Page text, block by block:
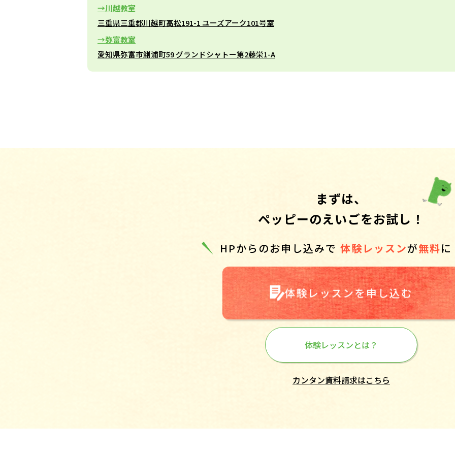
川越教室
三重県三重郡川越町高松191-1 ユーズアーク101号室
弥富教室
愛知県弥富市鯏浦町59 グランドシャトー第2藤栄1-A
まずは、
ペッピーのえいごをお試し！
HPからのお申し込みで 体験レッスンが無料
体験レッスンを申し込む
体験レッスンとは？
カンタン資料請求はこちら